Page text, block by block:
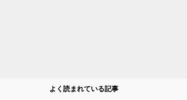
よく読まれている記事